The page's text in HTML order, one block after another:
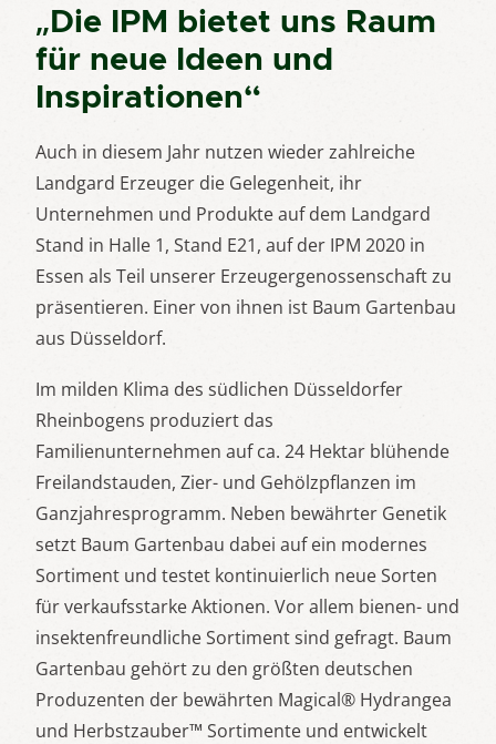
„Die IPM bietet uns Raum
für neue Ideen und
Inspirationen“
Auch in diesem Jahr nutzen wieder zahlreiche
Landgard Erzeuger die Gelegenheit, ihr
Unternehmen und Produkte auf dem Landgard
Stand in Halle 1, Stand E21, auf der IPM 2020 in
Essen als Teil unserer Erzeugergenossenschaft zu
präsentieren. Einer von ihnen ist Baum Gartenbau
aus Düsseldorf.
Im milden Klima des südlichen Düsseldorfer
Rheinbogens produziert das
Familienunternehmen auf ca. 24 Hektar blühende
Freilandstauden, Zier- und Gehölzpflanzen im
Ganzjahresprogramm. Neben bewährter Genetik
setzt Baum Gartenbau dabei auf ein modernes
Sortiment und testet kontinuierlich neue Sorten
für verkaufsstarke Aktionen. Vor allem bienen- und
insektenfreundliche Sortiment sind gefragt. Baum
Gartenbau gehört zu den größten deutschen
Produzenten der bewährten Magical® Hydrangea
und Herbstzauber™ Sortimente und entwickelt